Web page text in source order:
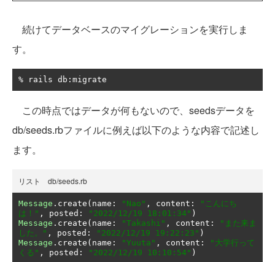
続けてデータベースのマイグレーションを実行しま
す。
% rails db : migrate
この時点ではデータが何もないので、seedsデータを
db/seeds.rbファイルに例えば以下のような内容で記述し
ます。
リスト db/seeds.rb
Message . create ( name : "Nao" , content :
"こんにち
は！" , posted : "2022/12/19 18:01:34" )
Message . create ( name : "Takashi" , content :
"また来ま
した。" , posted : "2022/12/19 19:22:23" )
Message . create ( name : "Yuuta" , content :
"大学行って
くる" , posted : "2022/12/19 10:10:54" )